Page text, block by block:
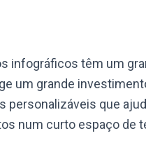
infográficos têm um
um grande
personalizáveis ​​que
num curto espaço de